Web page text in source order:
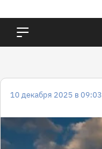
10 декабря 2025 в 09:03